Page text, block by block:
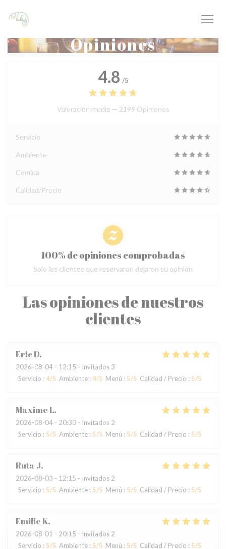
Opiniones
Las opiniones de nuestros
clientes
EricD
2026-08-04 - 12:15 - Invitados 3
Servicio : 4/5 Ambiente : 4/5 Menú : 5/5 Calidad / Precio : 5/5
MaximeL
2026-08-04 - 20:30 - Invitados 2
Servicio : 5/5 Ambiente : 5/5 Menú : 5/5 Calidad / Precio : 5/5
Ruta J
2026-08-03 - 12:15 - Invitados 2
Servicio : 5/5 Ambiente : 5/5 Menú : 5/5 Calidad / Precio : 5/5
EmilieK
2026-08-01 - 20:15 - Invitados 2
Servicio : 5/5 Ambiente : 5/5 Menú : 5/5 Calidad / Precio : 5/5
4.8 /5
Valoración media — 2199 Opiniones
Servicio
Ambiente
Comida
Calidad/Precio
100% de opiniones comprobadas
Solo los clientes que reservaron dejaron su opinión